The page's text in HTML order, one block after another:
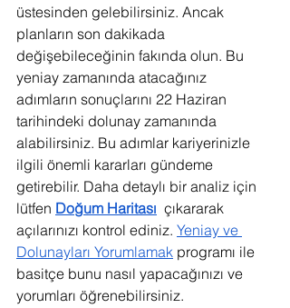
üstesinden gelebilirsiniz. Ancak
planların son dakikada
değişebileceğinin fakında olun. Bu
yeniay zamanında atacağınız
adımların sonuçlarını 22 Haziran
tarihindeki dolunay zamanında
alabilirsiniz. Bu adımlar kariyerinizle
ilgili önemli kararları gündeme
getirebilir. Daha detaylı bir analiz için
lütfen Doğum Haritası çıkararak
açılarınızı kontrol ediniz. Yeniay ve
Dolunayları Yorumlamak programı ile
basitçe bunu nasıl yapacağınızı ve
yorumları öğrenebilirsiniz.